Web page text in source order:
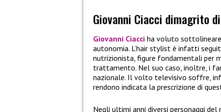
Giovanni Ciacci dimagrito
Giovanni Ciacci ha voluto
autonomia. L’hair stylist è infatti
nutrizionista, figure fondamentali per
trattamento. Nel suo caso, inoltre, i
nazionale. Il volto televisivo soffre,
rendono indicata la prescrizione di
Negli ultimi anni diversi personaggi